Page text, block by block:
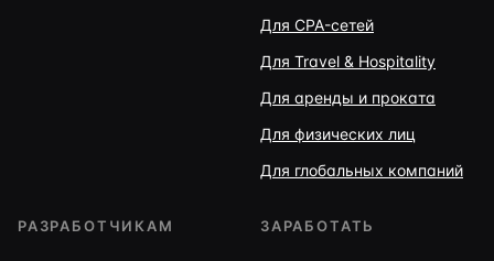
Для CPA-сетей
Для Travel & Hospitality
Для аренды и проката
Для физических лиц
Для глобальных компаний
РАЗРАБОТЧИКАМ ЗАРАБОТАТЬ